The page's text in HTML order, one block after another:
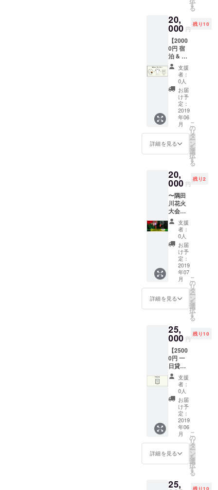
オリジ
ナルロ
ゴせん
べい(3
枚) ●
Sucre
オリジ
ナルブ
レンド
コー
ヒー
（100g
BONDS
HOUSE
一泊分
無料宿
品到着
日より
半年間
す
る
20,
000 円
残り10
【2000
0円 宿
泊 & T
シャツ
セッ
ト】 ●
ベー
シック
セット
・お礼
の感謝
リジナ
ル和紙
ステッ
カー ・
ナルロ
ゴせん
べい(3
枚)
●BOND
S
HOUSE
オリジ
ナルT
シャツ
※ご希望
の品の
サイ
ズ・ 色
を備考
欄に記
載して
願いい
たしま
す
●BOND
S
HOUSE
一泊分
宿泊
（〜4人
まで）
※有効期
限は返
礼品到
着日よ
り半年
間
支援
者：
0人
お届
け予
定：
2019
年06
月
詳細を見る
こ
の
リ
タ
ー
ン
を
選
択
す
る
20,
000 円
残り2
〜隅田
川花火
大会
at
BONDS
HOUSE
宿泊付
きセッ
ト〜 7
月27日
に行わ
れる隅
田川花
火大
会！
BONDS
ルーフ
トップ
の特等
席で楽
しめま
す^^ 花
火大会
を見た
後は、
BONDS
HOUSE
にその
まま宿
泊可能
です！
支援
者：
0人
お届
け予
定：
2019
年07
月
詳細を見る
こ
の
リ
タ
ー
ン
を
選
択
す
る
25,
000 円
残り10
【2500
0円 一
日貸切
セッ
ト】
●BOND
S
HOUSE
一日イ
ベント
貸切 ※
有効期
限は返
礼品到
着日よ
り半年
支援
者：
0人
お届
け予
定：
2019
年06
月
詳細を見る
こ
の
リ
タ
ー
ン
を
選
択
す
る
25, 残り10